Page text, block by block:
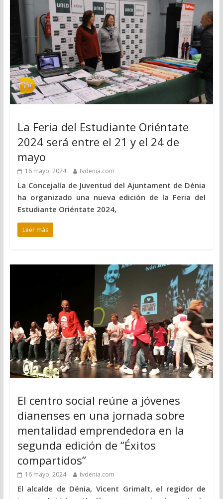
La Feria del Estudiante Oriéntate
2024 será entre el 21 y el 24 de
mayo
16 mayo, 2024 tvdenia.com
La Concejalía de Juventud del Ajuntament de Dénia
ha organizado una nueva edición de la Feria del
Estudiante Oriéntate 2024,
Leer más
El centro social reúne a jóvenes
dianenses en una jornada sobre
mentalidad emprendedora en la
segunda edición de “Éxitos
compartidos”
16 mayo, 2024 tvdenia.com
El alcalde de Dénia, Vicent Grimalt, el regidor de